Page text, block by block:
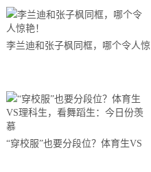
李兰迪和张子枫同框，哪个令人惊
“穿校服”也要分段位？体育生VS